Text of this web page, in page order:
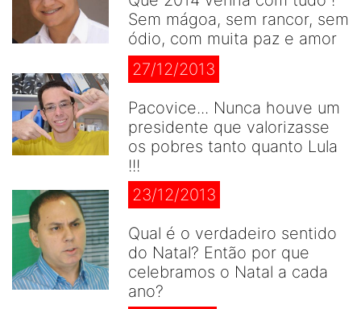
Sem mágoa, sem rancor, sem
ódio, com muita paz e amor
27/12/2013
Pacovice... Nunca houve um
presidente que valorizasse
os pobres tanto quanto Lula
!!!
23/12/2013
Qual é o verdadeiro sentido
do Natal? Então por que
celebramos o Natal a cada
ano?